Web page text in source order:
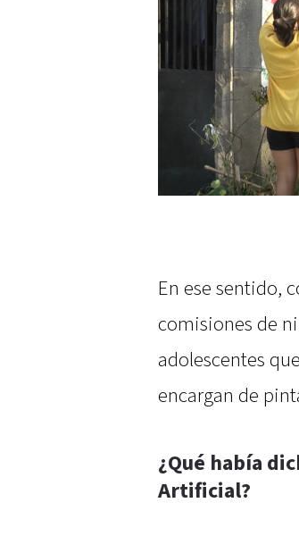
En ese sentido,
comisiones de
adolescentes
encargan de
¿Qué había
Artificial?